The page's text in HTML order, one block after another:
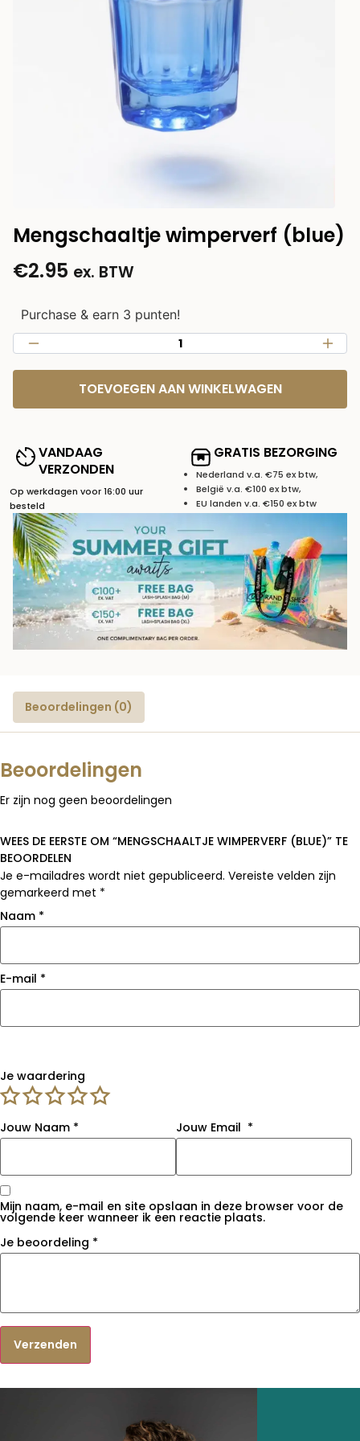
Mengschaaltje wimperverf (blue)
€2.95 ex. BTW
Purchase & earn 3 punten!
TOEVOEGEN AAN WINKELWAGEN
VANDAAG
VERZONDEN
Op werkdagen voor 16:00 uur
besteld
GRATIS BEZORGING
Nederland v.a. €75 ex btw,
België v.a. €100 ex btw,
EU landen v.a. €150 ex btw
Beoordelingen (0)
Beoordelingen
Er zijn nog geen beoordelingen
WEES DE EERSTE OM “MENGSCHAALTJE WIMPERVERF (BLUE)” TE
BEOORDELEN
Je e-mailadres wordt niet gepubliceerd. Vereiste velden zijn
gemarkeerd met *
Je waardering
Je beoordeling *
Naam *
E-mail *
Mijn naam, e-mail en site opslaan in deze browser voor de
volgende keer wanneer ik een reactie plaats.
Jouw Naam * Jouw Email *